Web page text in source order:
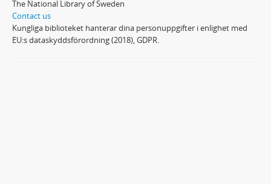
The National Library of Sweden
Contact us
Kungliga biblioteket hanterar dina personuppgifter i enlighet med
EU:s dataskyddsförordning (2018), GDPR.